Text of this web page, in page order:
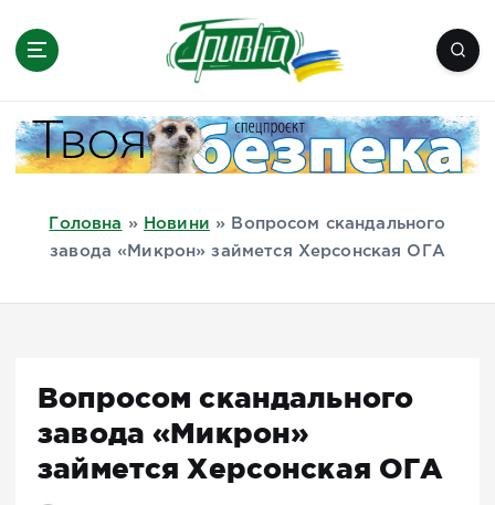
Миколаїв, Одеса, Мелітополь
Головна » Новини »
Вопросом скандального
завода «Микрон» займется Херсонская ОГА
Вопросом скандального
завода «Микрон»
займется Херсонская ОГА